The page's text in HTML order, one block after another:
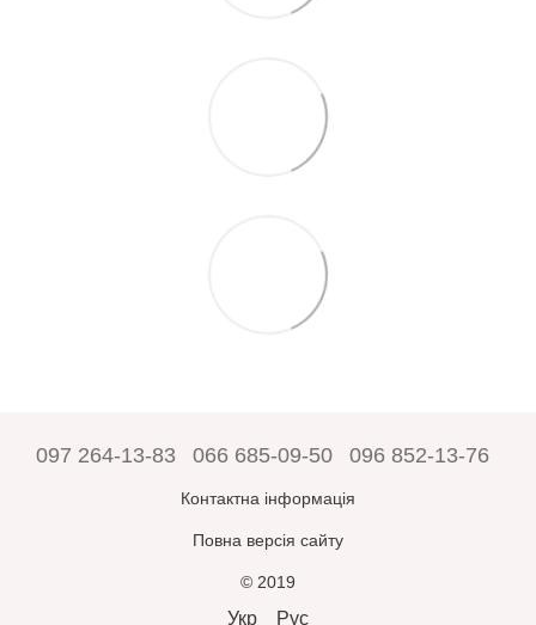
097 264-13-83 066 685-09-50 096 852-13-76
Контактна інформація
Повна версія сайту
© 2019
Укр Рус